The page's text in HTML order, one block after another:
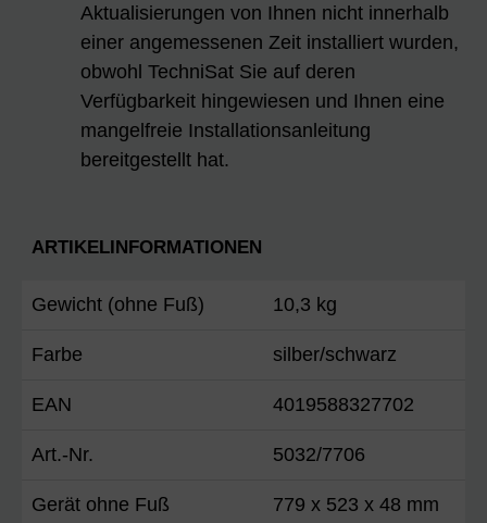
Aktualisierungen von Ihnen nicht innerhalb
einer angemessenen Zeit installiert wurden,
obwohl TechniSat Sie auf deren
Verfügbarkeit hingewiesen und Ihnen eine
mangelfreie Installationsanleitung
bereitgestellt hat.
ARTIKELINFORMATIONEN
Gewicht (ohne Fuß) 10,3 kg
Farbe silber/schwarz
EAN 4019588327702
Art.-Nr. 5032/7706
Gerät ohne Fuß
779 x 523 x 48 mm